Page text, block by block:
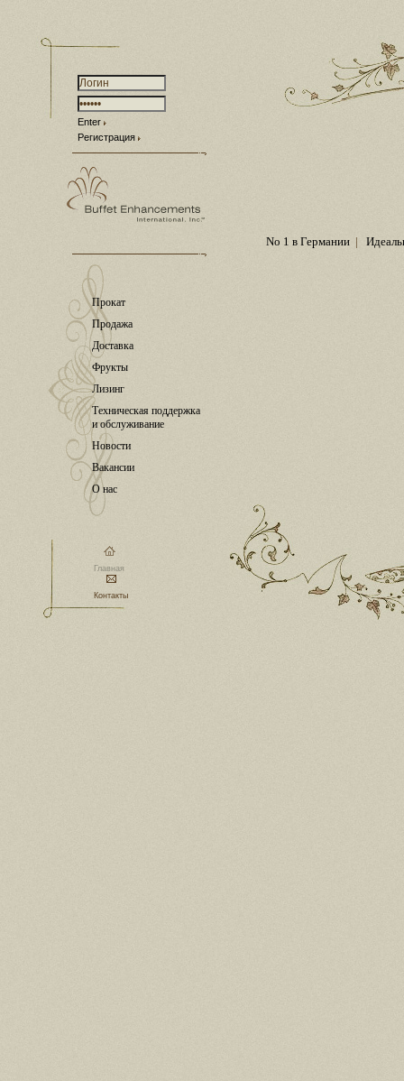
Enter
Регистрация
Прокат
Продажа
Доставка
Фрукты
Лизинг
Техническая поддержка
и обслуживание
Новости
Вакансии
О нас
No 1 в Германии |
Главная
Контакты